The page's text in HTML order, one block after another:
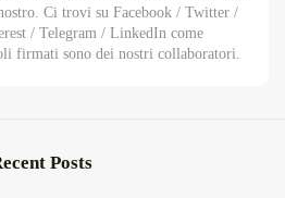
Ci trovi su Facebook / Twitter /
/ Telegram / LinkedIn come
firmati sono dei nostri collaboratori.
Posts